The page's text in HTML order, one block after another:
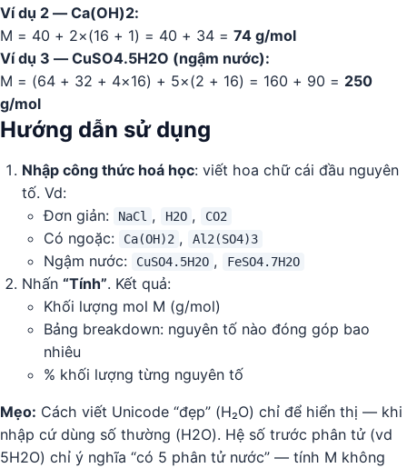
Ví dụ 2 — Ca(OH)2:
M = 40 + 2×(16 + 1) = 40 + 34 = 74 g/mol
Ví dụ 3 — CuSO4.5H2O (ngậm nước):
M = (64 + 32 + 4×16) + 5×(2 + 16) = 160 + 90 = 250
g/mol
Hướng dẫn sử dụng
Nhập công thức hoá học: viết hoa chữ cái đầu nguyên
tố. Vd:
Đơn giản:
NaCl , H2O , CO2
Có ngoặc: Ca(OH)2 , Al2(SO4)3
Ngậm nước: CuSO4.5H2O , FeSO4.7H2O
Nhấn “Tính”. Kết quả:
Khối lượng mol M (g/mol)
Bảng breakdown: nguyên tố nào đóng góp bao
nhiêu
% khối lượng từng nguyên tố
Mẹo: Cách viết Unicode “đẹp” (H₂O) chỉ để hiển thị — khi
nhập cứ dùng số thường (H2O). Hệ số trước phân tử (vd
5H2O) chỉ ý nghĩa “có 5 phân tử nước” — tính M không